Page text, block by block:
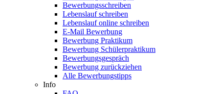
Bewerbungsschreiben
Lebenslauf schreiben
Lebenslauf online schreiben
E-Mail Bewerbung
Bewerbung Praktikum
Bewerbung Schülerpraktikum
Bewerbungsgespräch
Bewerbung zurückziehen
Alle Bewerbungstipps
Info